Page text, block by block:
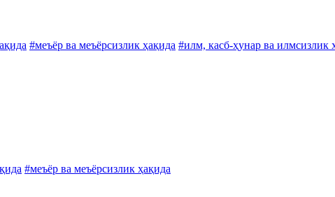
#меъёр ва меъёрсизлик ҳақида #илм, касб-ҳунар ва илмсизлик
#меъёр ва меъёрсизлик ҳақида